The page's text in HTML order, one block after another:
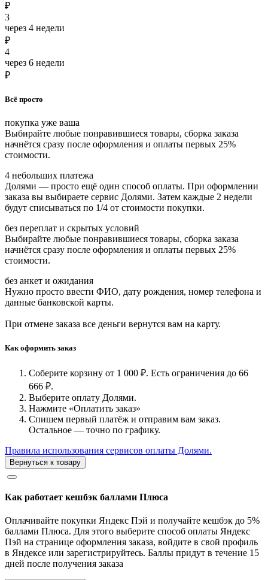
₽
3
через 4 недели
₽
4
через 6 недели
₽
Всё просто
покупка уже ваша
Выбирайте любые понравившиеся товары, сборка заказа
начнётся сразу после оформления и оплаты первых 25%
стоимости.
4 небольших платежа
Долями — просто ещё один способ оплаты. При оформлении
заказа вы выбираете сервис Долями. Затем каждые 2 недели
будут списываться по 1/4 от стоимости покупки.
без переплат и скрытых условий
Выбирайте любые понравившиеся товары, сборка заказа
начнётся сразу после оформления и оплаты первых 25%
стоимости.
без анкет и ожидания
Нужно просто ввести ФИО, дату рождения, номер телефона и
данные банковской карты.
При отмене заказа все деньги вернутся вам на карту.
Как оформить заказ
Соберите корзину от 1 000 ₽. Есть ограничения до 66
666 ₽.
Выберите оплату Долями.
Нажмите «Оплатить заказ»
Спишем первый платёж и отправим вам заказ.
Остальное — точно по графику.
Правила использования сервисов оплаты Долями.
Вернуться к товару
Как работает кешбэк баллами Плюса
Оплачивайте покупки Яндекс Пэй и получайте кешбэк до 5%
баллами Плюса. Для этого выберите способ оплаты Яндекс
Пэй на странице оформления заказа, войдите в свой профиль
в Яндексе или зарегистрируйтесь. Баллы придут в течение 15
дней после получения заказа